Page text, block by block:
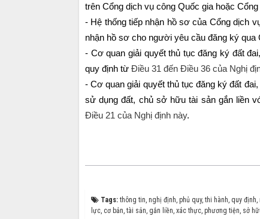
trên Cổng dịch vụ công Quốc gia hoặc
- Hệ thống tiếp nhận hồ sơ của Cổng dịch
nhận hồ sơ cho người yêu cầu đăng ký
- Cơ quan giải quyết thủ tục đăng ký đất
quy định từ Điều 31 đến Điều 36 của Nghị
- Cơ quan giải quyết thủ tục đăng ký đất
sử dụng đất, chủ sở hữu tài sản gắn liền
Điều 21 của Nghị định này.
Tags: thông tin, nghị định, phủ quy, thi hành, quy định,
lực, cơ bản, tài sản, gắn liền, xác thực, phương tiện, sở